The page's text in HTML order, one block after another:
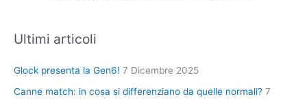
Ultimi articoli
Glock presenta la Gen6! 7 Dicembre 2025
Canne match: in cosa si differenziano da quelle normali? 7